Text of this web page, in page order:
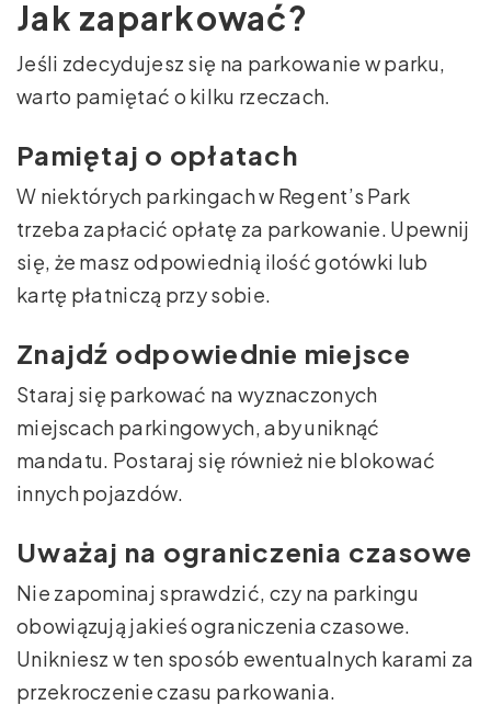
Jak zaparkować?
Jeśli zdecydujesz się na parkowanie w parku,
warto pamiętać o kilku rzeczach.
Pamiętaj o opłatach
W niektórych parkingach w Regent’s Park
trzeba zapłacić opłatę za parkowanie. Upewnij
się, że masz odpowiednią ilość gotówki lub
kartę płatniczą przy sobie.
Znajdź odpowiednie miejsce
Staraj się parkować na wyznaczonych
miejscach parkingowych, aby uniknąć
mandatu. Postaraj się również nie blokować
innych pojazdów.
Uważaj na ograniczenia czasowe
Nie zapominaj sprawdzić, czy na parkingu
obowiązują jakieś ograniczenia czasowe.
Unikniesz w ten sposób ewentualnych karami za
przekroczenie czasu parkowania.